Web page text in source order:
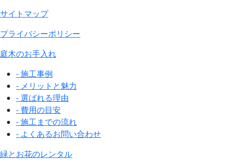
サイトマップ
プライバシーポリシー
庭木のお手入れ
- 施工事例
- メリットと魅力
- 選ばれる理由
- 費用の目安
- 施工までの流れ
- よくあるお問い合わせ
緑とお花のレンタル